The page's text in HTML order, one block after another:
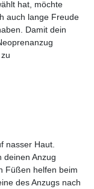
hat, möchte
auch lange Freude
Damit dein
nasser Haut.
deinen Anzug
Füßen helfen beim
des Anzugs nach